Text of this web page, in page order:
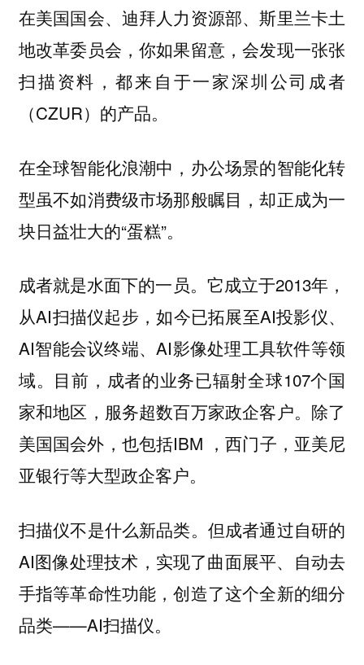
在美国国会、迪拜人力资源部、斯里兰卡土
地改革委员会，你如果留意，会发现一张张
扫描资料，都来自于一家深圳公司成者
（CZUR）的产品。
在全球智能化浪潮中，办公场景的智能化转
型虽不如消费级市场那般瞩目，却正成为一
块日益壮大的“蛋糕”。
成者就是水面下的一员。它成立于2013年，
从AI扫描仪起步，如今已拓展至AI投影仪、
AI智能会议终端、AI影像处理工具软件等领
域。目前，成者的业务已辐射全球107个国
家和地区，服务超数百万家政企客户。除了
美国国会外，也包括IBM ，西门子，亚美尼
亚银行等大型政企客户。
扫描仪不是什么新品类。但成者通过自研的
AI图像处理技术，实现了曲面展平、自动去
手指等革命性功能，创造了这个全新的细分
品类——AI扫描仪。